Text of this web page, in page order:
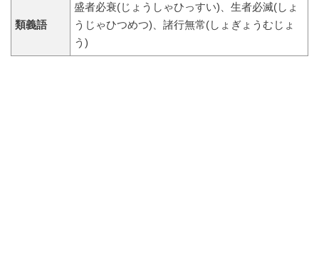
類義語
盛者必衰(じょうしゃひっすい)、生者必滅(しょ
うじゃひつめつ)、諸行無常(しょぎょうむじょ
う)